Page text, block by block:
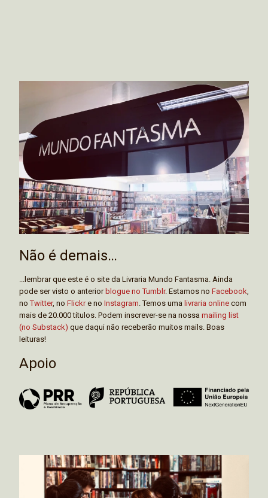
Não é demais…
...lembrar que este é o site da Livraria Mundo Fantasma. Ainda
pode ser visto o anteriorblogue no Tumblr. Estamos no Facebook
noTwitter, no Flickre no Instagram . Temos uma livraria online com
mais de 20.000 títulos. Podem inscrever-se na nossa mailing list
(no Substack) que daqui não receberão muitos mails. Boas
leituras!
Apoio